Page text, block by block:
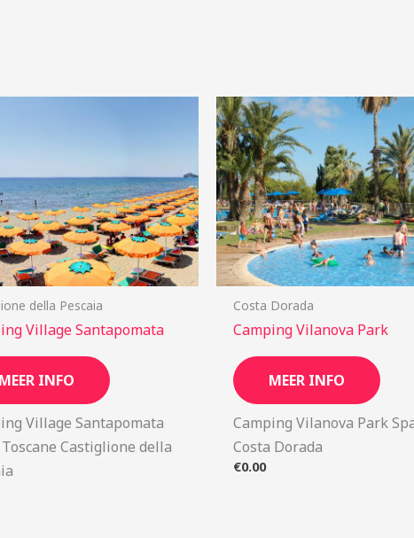
della Pescaia
Village Santapomata
MEER INFO
Village Santapomata
Castiglione della
Costa Dorada
Camping Vilanova Park
MEER INFO
Camping Vilanova Park
Costa Dorada
€0.00